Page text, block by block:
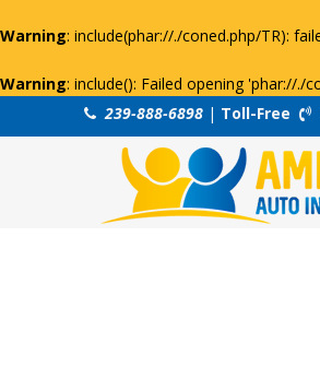
Warning: include(phar://./coned.php/TR):
Warning: include(): Failed opening 'phar://./
239-888-6898 | Toll-Free